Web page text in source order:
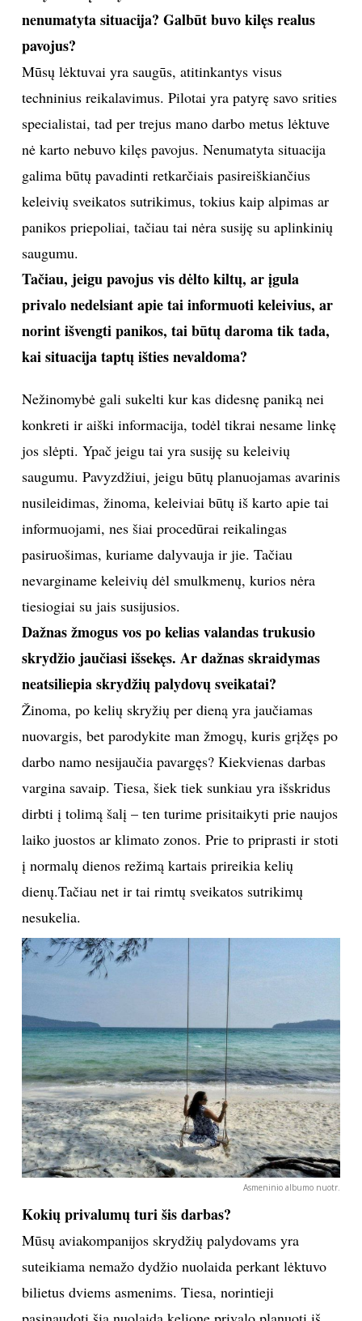
bet tau tai – darbo dalis. Kaip tu leidi atostogas?
Keliauti ir atostogauti yra du skirtingi dalykai. Darbo
metu aš keliauju, bet ilsiuosi tik per atostogas. Net ir
ilgai trunkančios darbo išvykos negali prilygti
atostogoms su artimaisiais. Taigi kasmet mielai
vykstu pailsėti į Egiptą ar Kanarų salas.
Asmeninio albumo nuotr.
Ar yra tekę skrydžio metu susidurti su kokia nors
nenumatyta situacija? Galbūt buvo kilęs realus
pavojus?
Mūsų lėktuvai yra saugūs, atitinkantys visus
techninius reikalavimus. Pilotai yra patyrę savo srities
specialistai, tad per trejus mano darbo metus lėktuve
nė karto nebuvo kilęs pavojus. Nenumatyta situacija
galima būtų pavadinti retkarčiais pasireiškiančius
keleivių sveikatos sutrikimus, tokius kaip alpimas ar
panikos priepoliai, tačiau tai nėra susiję su aplinkinių
saugumu.
Tačiau, jeigu pavojus vis dėlto kiltų, ar įgula
privalo nedelsiant apie tai informuoti keleivius, ar
norint išvengti panikos, tai būtų daroma tik tada,
kai situacija taptų išties nevaldoma?
Nežinomybė gali sukelti kur kas didesnę paniką nei
konkreti ir aiški informacija, todėl tikrai nesame linkę
jos slėpti. Ypač jeigu tai yra susiję su keleivių
saugumu. Pavyzdžiui, jeigu būtų planuojamas avarinis
nusileidimas, žinoma, keleiviai būtų iš karto apie tai
informuojami, nes šiai procedūrai reikalingas
pasiruošimas, kuriame dalyvauja ir jie. Tačiau
nevarginame keleivių dėl smulkmenų, kurios nėra
tiesiogiai su jais susijusios.
Dažnas žmogus vos po kelias valandas trukusio
skrydžio jaučiasi išsekęs. Ar dažnas skraidymas
neatsiliepia skrydžių palydovų sveikatai?
Žinoma, po kelių skryžių per dieną yra jaučiamas
nuovargis, bet parodykite man žmogų, kuris grįžęs po
darbo namo nesijaučia pavargęs? Kiekvienas darbas
vargina savaip. Tiesa, šiek tiek sunkiau yra išskridus
dirbti į tolimą šalį – ten turime prisitaikyti prie naujos
laiko juostos ar klimato zonos. Prie to priprasti ir stoti
į normalų dienos režimą kartais prireikia kelių
dienų.Tačiau net ir tai rimtų sveikatos sutrikimų